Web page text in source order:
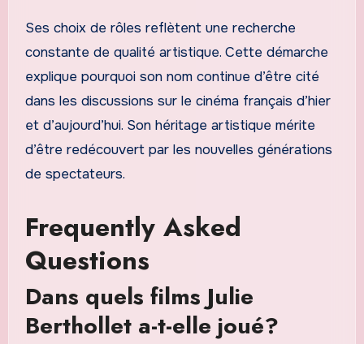
Ses choix de rôles reflètent une recherche
constante de qualité artistique. Cette démarche
explique pourquoi son nom continue d’être cité
dans les discussions sur le cinéma français d’hier
et d’aujourd’hui. Son héritage artistique mérite
d’être redécouvert par les nouvelles générations
de spectateurs.
Frequently Asked
Questions
Dans quels films Julie
Berthollet a-t-elle joué?